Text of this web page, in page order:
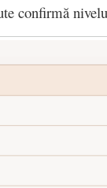
confirmă